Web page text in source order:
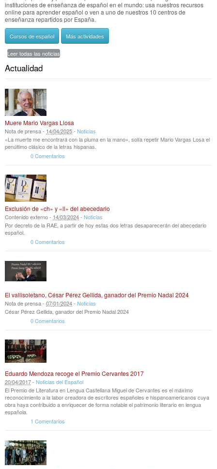
instituciones de enseñanza de español en el mundo: usa nuestros recursos
online para aprender español o ven a uno de nuestros 10 centros de
enseñanza repartidos por España.
Cursos de español Más actividades
Leer todas las noticias
Actualidad
Muere Mario Vargas Llosa
Nota de prensa - 14/04/2025- Noticias
«La muerte me encontrará con la pluma en la mano», solía repetir Mario Vargas Losa el
penúltimo clásico de la letras hispanas.
0 Comentarios
Exclusión de «ch» y «ll» del abecedario
Contenido externo - 14/03/2024- Noticias
Por decreto de la RAE, a partir de hoy estas dos letras desaparecerán del abecedario
español.
0 Comentarios
El vallisoletano, César Pérez Gellida, ganador del Premio Nadal 2024
Nota de prensa - 07/01/2024- Noticias
César Pérez Gellida, ganador del Premio Nadal 2024
0 Comentarios
Eduardo Mendoza recoge el Premio Cervantes 2017
20/04/2017- Noticias del Español
El Premio de Literatura en Lengua Castellana Miguel de Cervantes es el máximo
reconocimiento a la labor creadora de escritores españoles e hispanoamericanos cuya
obra haya contribuido a enriquecer de forma notable el patrimonio literario en lengua
española.
1 Comentarios